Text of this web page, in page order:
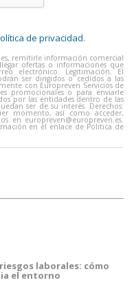
de privacidad.
remitirle información comercial
ofertas o informaciones que
electrónico. Legitimación: El
ser dirigidos o cedidos a las
con Europreven Servicios de
promocionales o para enviarle
por las entidades dentro de las
ser de su interés. Derechos:
momento, así como acceder,
en europreven@europreven.es.
en el enlace de Política de
laborales: cómo
el entorno